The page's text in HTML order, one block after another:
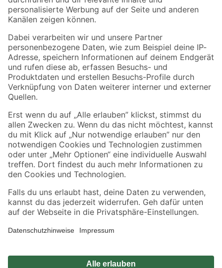
Folge uns
Zahlungsarten Versandarten
Sicher einkaufen
Jetzt die toom-App herunterladen
Alle Preisangaben in EUR inkl. gesetzl. MwSt.. Die dargestellten Angebote sind unter
Umständen nicht in allen Märkten verfügbar. Die angegebenen Verfügbarkeiten beziehen
Produkte nur solange der Vorrat reicht.
*Paketversand ab 59 € versandkostenfrei, gilt nicht für Artikel mit Speditionsversand, hier
Privatsphäre Impressum